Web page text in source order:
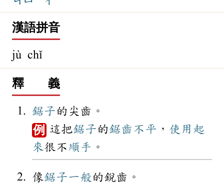
漢語拼音
jù chǐ
釋 義
鋸子 的尖齒。
例 這把鋸子 的鋸齒 不平 ， 使用 起
來很不順手 。
像鋸子一般 的銳齒。